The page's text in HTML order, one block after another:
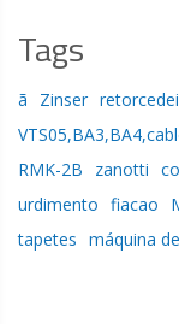
Tags
ã Zinser
RMK-2B
zanotti
urdimento fiacao
tapetes máquina